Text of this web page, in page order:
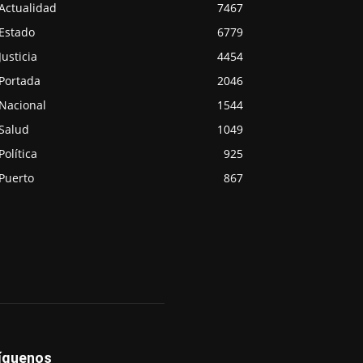
7467
Estado
6779
Justicia
4454
Portada
2046
Nacional
1544
1049
Política
925
Puerto
867